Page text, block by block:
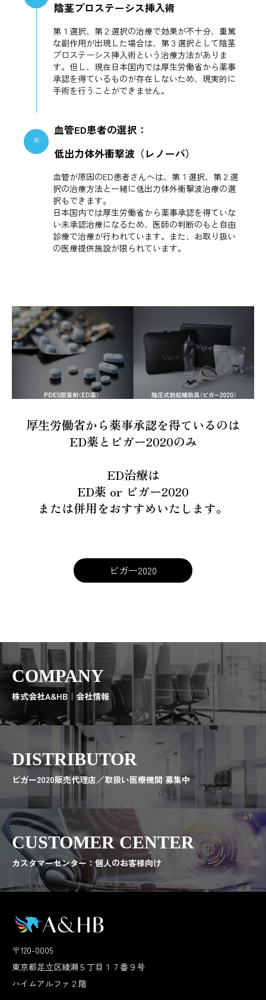
陰茎プロステーシス挿入術
第１選択、第２選択の治療で効果が不十分、重篤
な副作用が出現した場合は、第３選択として陰茎
プロステーシス挿入術という治療方法がありま
す。但し、現在日本国内では厚生労働省から薬事
承認を得ているものが存在しないため、現実的に
手術を行うことができません。
※
血管ED患者の選択：
低出力体外衝撃波（レノーバ）
血管が原因のED患者さんへは、第１選択、第２選
択の治療方法と一緒に低出力体外衝撃波治療の選
択もできます。
日本国内では厚生労働省から薬事承認を得ていな
い未承認治療になるため、医師の判断のもと自由
診療で治療が行われています。また、お取り扱い
の医療提供施設が限られています。
厚生労働省から薬事承認を得ているのは
ED薬とビガー2020のみ
ED治療は
ED薬 or ビガー2020
または併用をおすすめいたします。
ビガー2020
COMPANY
株式会社A&HB｜会社情報
DISTRIBUTOR
ビガー2020販売代理店／取扱い医療機関 募集中
CUSTOMER CENTER
カスタマーセンター：個人のお客様向け
〒120-0005
東京都足立区綾瀬５丁目１７番９号
ハイムアルファ２階